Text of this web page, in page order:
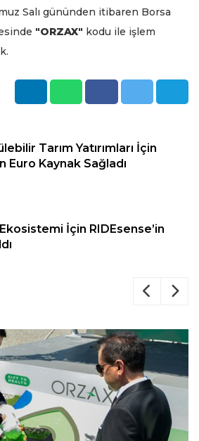
Salı gününden itibaren Borsa
"ORZAX" kodu ile işlem
Tarım Yatırımları İçin
Euro Kaynak Sağladı
İçin RIDEsense’in